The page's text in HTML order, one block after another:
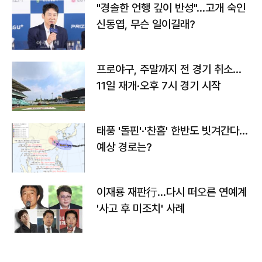
"경솔한 언행 깊이 반성"…고개 숙인
신동엽, 무슨 일이길래?
프로야구, 주말까지 전 경기 취소…
11일 재개·오후 7시 경기 시작
태풍 '돌핀'·'찬홈' 한반도 빗겨간다…
예상 경로는?
이재룡 재판行…다시 떠오른 연예계
'사고 후 미조치' 사례